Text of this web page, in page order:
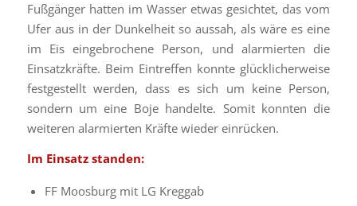
Fußgänger hatten im Wasser etwas gesichtet, das vom
Ufer aus in der Dunkelheit so aussah, als wäre es eine
im Eis eingebrochene Person, und alarmierten die
Einsatzkräfte. Beim Eintreffen konnte glücklicherweise
festgestellt werden, dass es sich um keine Person,
sondern um eine Boje handelte. Somit konnten die
weiteren alarmierten Kräfte wieder einrücken.
Im Einsatz standen:
⁠FF Moosburg mit LG Kreggab